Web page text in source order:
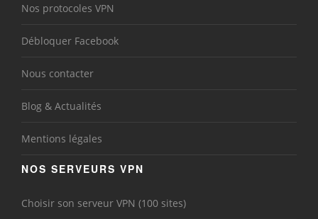
Nos protocoles VPN
Débloquer Facebook
Nous contacter
Blog & Actualités
Mentions légales
NOS SERVEURS VPN
Choisir son serveur VPN (100 sites)